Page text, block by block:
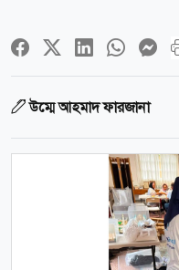
উম্মে আহমাদ ফারজানা